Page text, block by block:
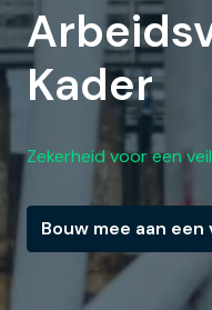
Kader
Zekerheid voor een
Bouw mee aan